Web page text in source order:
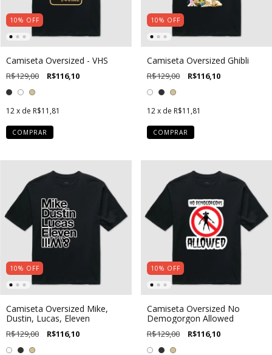
10% OFF
Camiseta Oversized - VHS
R$129,00 R$116,10
12x de R$11,81
COMPRAR
10% OFF
Camiseta Oversized Ghibli
R$129,00 R$116,10
12 x de R$11,81
COMPRAR
10% OFF
Camiseta Oversized Mike,
Dustin, Lucas, Eleven
R$129,00 R$116,10
10% OFF
Camiseta Oversized No
Demogorgon Allowed
R$129,00 R$116,10